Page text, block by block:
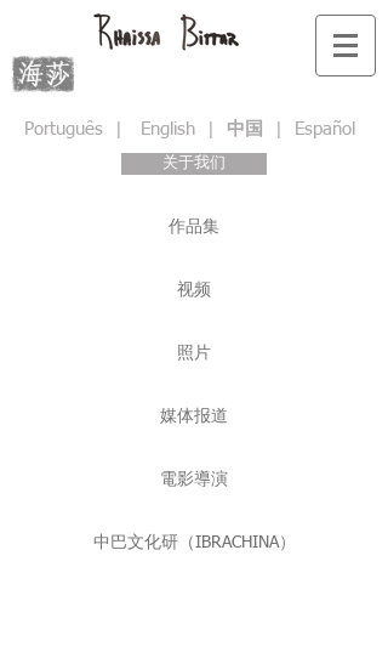
Português English | 中国 Español
关于我们
作品集
视频
照片
媒体报道
電影導演
中巴文化研（IBRACHINA）